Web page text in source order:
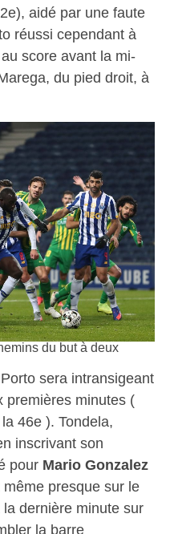
aidé par une faute
réussi cependant à
score avant la mi-
du pied droit, à
du but à deux
sera intransigeant
premières minutes (
46e ). Tondela,
inscrivant son
pour Mario Gonzalez
presque sur le
dernière minute sur
la barre